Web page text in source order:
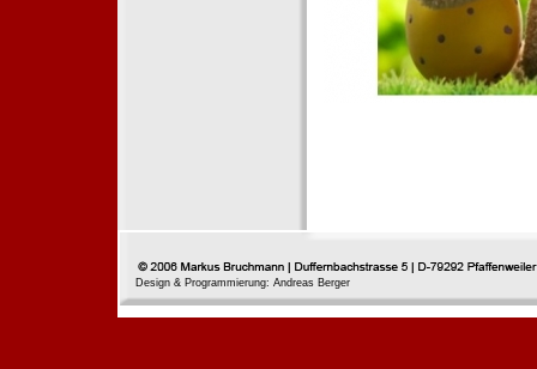
Design & Programmierung: Andreas Berger